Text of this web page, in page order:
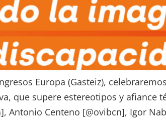
Europa (Gasteiz),
que supere estereotipos y afiance
Centeno [@ovibcn], Igor